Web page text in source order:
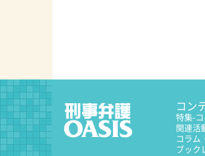
コン
特集-
関連活
コラム
ブック